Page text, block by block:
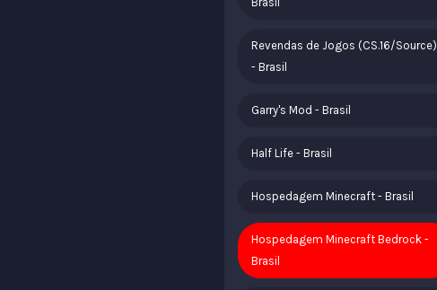
Revendas de Jogos (CS.16/Source)
- Brasil
Garry's Mod - Brasil
Half Life - Brasil
Hospedagem Minecraft - Brasil
Hospedagem Minecraft Bedrock -
Brasil